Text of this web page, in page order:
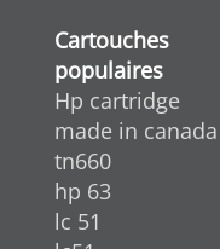
Cartouches
populaires
Hp cartridge
made in canada
tn660
hp 63
lc 51